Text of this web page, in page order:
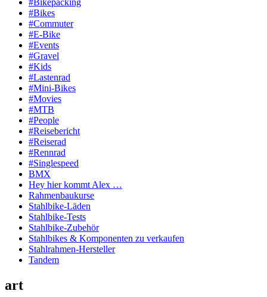
#Bikepacking
#Bikes
#Commuter
#E-Bike
#Events
#Gravel
#Kids
#Lastenrad
#Mini-Bikes
#Movies
#MTB
#People
#Reisebericht
#Reiserad
#Rennrad
#Singlespeed
BMX
Hey hier kommt Alex …
Rahmenbaukurse
Stahlbike-Läden
Stahlbike-Tests
Stahlbike-Zubehör
Stahlbikes & Komponenten zu verkaufen
Stahlrahmen-Hersteller
Tandem
art